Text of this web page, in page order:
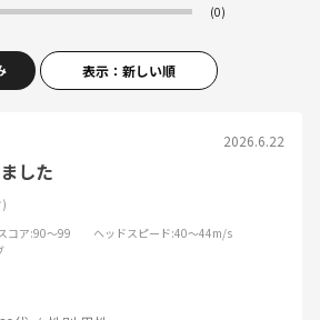
(0)
表示：新しい順
2026.6.22
した
コア:90～99 ヘッドスピード:40～44m/s